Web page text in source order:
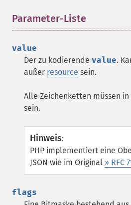
Parameter-Liste
value
Der zu kodierende value.
außer resource sein.
Alle Zeichenketten müssen
sein.
Hinweis:
PHP implementiert eine
JSON wie im Original » RFC
flags